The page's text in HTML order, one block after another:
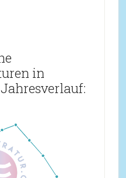
in